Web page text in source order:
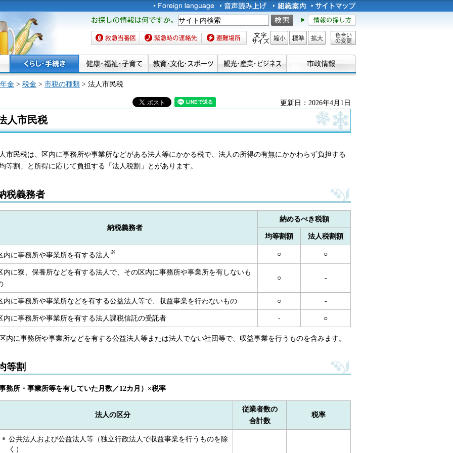
お探しの情報は何です
か。
救急当番医 緊急時の連絡先 避難場所 文字サイズ
縮小 標準 拡大
色合い
金 > 税金 > 市税の種類 > 法人市民税
更新日：2026年4月1日
人市民税
市民税は、区内に事務所や事業所などがある法人等にかかる税で、法人の所得の有無にかかわらず負担する
等割」と所得に応じて負担する「法人税割」とがあります。
税義務者
納税義務者
納めるべき税額
均等割額 法人税割額
内に事務所や事業所を有する法人 ※ ○ ○
内に寮、保養所などを有する法人で、その区内に事務所や事業所を有しないも
○ -
内に事務所や事業所などを有する公益法人等で、収益事業を行わないもの ○ -
内に事務所や事業所を有する法人課税信託の受託者 - ○
内に事務所や事業所などを有する公益法人等または法人でない社団等で、収益事業を行うものを含みます。
等割
務所・事業所等を有していた月数／12カ月）×税率
法人の区分
従業者数の
合計数
税率
公共法人および公益法人等（独立行政法人で収益事業を行うものを除
く）